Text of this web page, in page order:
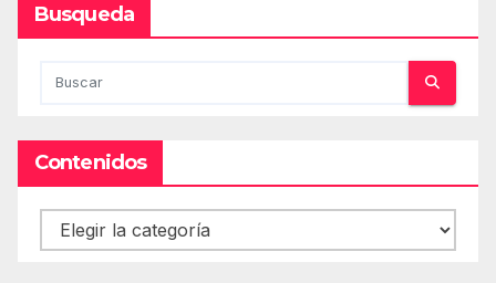
Busqueda
Contenidos
Contenidos